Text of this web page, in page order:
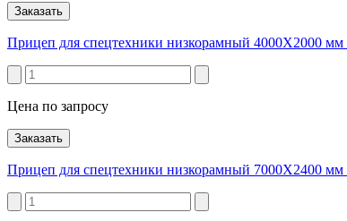
Заказать
Прицеп для спецтехники низкорамный 4000Х2000 мм
Цена по запросу
Заказать
Прицеп для спецтехники низкорамный 7000Х2400 мм